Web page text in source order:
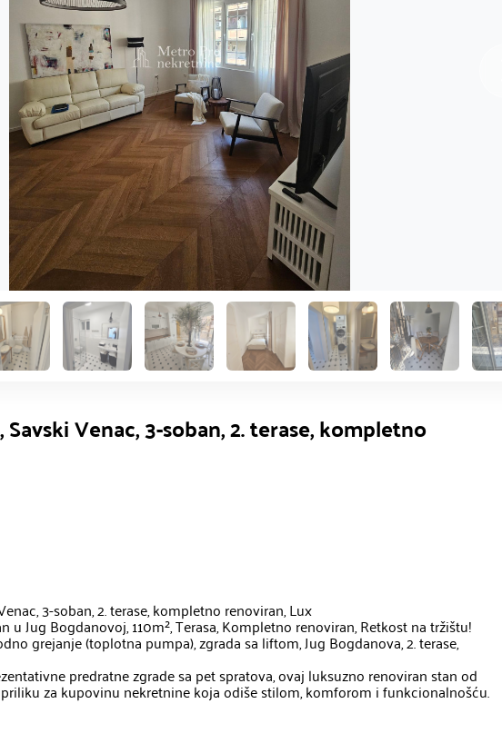
Venac, 3-soban, 2. terase, kompletno
3-soban, 2. terase, kompletno renoviran, Lux
u Jug Bogdanovoj, 110m², Terasa, Kompletno renoviran, Retkost na tržištu!
grejanje (toplotna pumpa), zgrada sa liftom, Jug Bogdanova, 2. terase,
predratne zgrade sa pet spratova, ovaj luksuzno renoviran stan od
za kupovinu nekretnine koja odiše stilom, komforom i funkcionalnošću.